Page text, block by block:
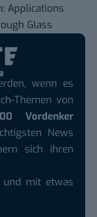
Applications
Glass
wenn es
Themen von
Vordenker
News
sich ihren
und mit etwas